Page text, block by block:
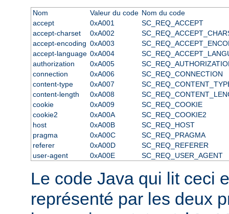
Nom Valeur du code Nom du code
accept
0xA001
SC_REQ_ACCEPT
accept-charset
0xA002
accept-encoding 0xA003
accept-language 0xA004
authorization
0xA005
connection
0xA006
SC_REQ_CONNECTION
content-type
0xA007
content-length
0xA008
cookie
0xA009
SC_REQ_COOKIE
cookie2
0xA00A
SC_REQ_COOKIE2
host
0xA00B
SC_REQ_HOST
pragma
0xA00C
SC_REQ_PRAGMA
referer
0xA00D
SC_REQ_REFERER
user-agent
0xA00E SC_REQ_USER_AGENT
Le code Java qui lit ceci
représenté par les deux